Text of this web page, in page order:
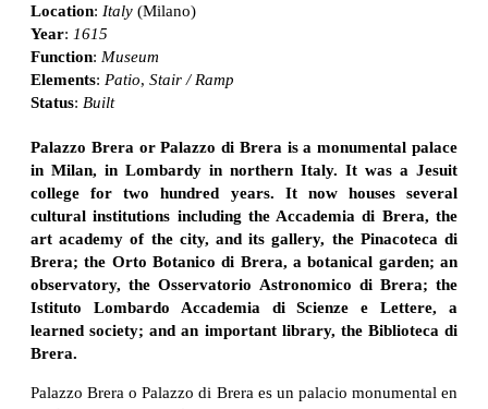
Location: Italy (Milano)
Year: 1615
Function: Museum
Elements: Patio, Stair / Ramp
Status: Built
Palazzo Brera or Palazzo di Brera is a monumental palace
in Milan, in Lombardy in northern Italy. It was a Jesuit
college for two hundred years. It now houses several
cultural institutions including the Accademia di Brera, the
art academy of the city, and its gallery, the Pinacoteca di
Brera; the Orto Botanico di Brera, a botanical garden; an
observatory, the Osservatorio Astronomico di Brera; the
Istituto Lombardo Accademia di Scienze e Lettere, a
learned society; and an important library, the Biblioteca di
Brera.
Palazzo Brera o Palazzo di Brera es un palacio monumental en